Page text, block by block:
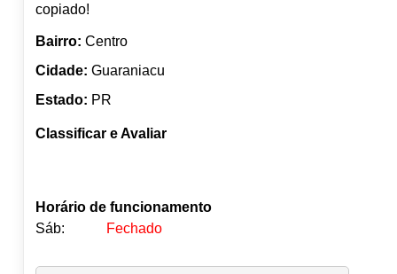
copiado!
Bairro: Centro
Cidade: Guaraniacu
Estado: PR
Classificar e Avaliar
Horário de funcionamento
Sáb:
Fechado
Seg: 09:00-18:00